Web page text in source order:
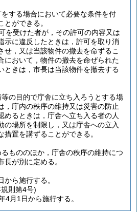
する場合において必要な条件を付
とができる。
を受けた者が，その許可の内容又は
示に違反したときは，許可を取り消
せ，又は当該物件の撤去を命ずるこ
において，物件の撤去を命ぜられた
ときは，市長は当該物件を撤去する
の目的で庁舎に立ち入ろうとする場
，庁内の秩序の維持又は災害の防止
めるときは，庁舎へ立ち入る者の人
の場所を制限し，又は庁舎への立入
措置を講ずることができる。
るもののほか，庁舎の秩序の維持につ
長が別に定める。
から施行する。
規則第4号)
4月1日から施行する。